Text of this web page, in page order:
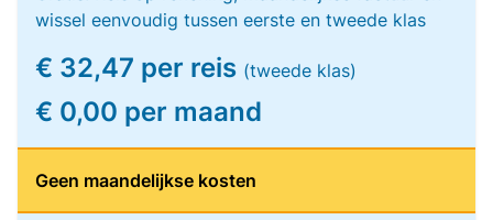
wissel eenvoudig tussen eerste en tweede klas
€ 32,47 per reis (tweede klas)
€ 0,00 per maand
Geen maandelijkse kosten